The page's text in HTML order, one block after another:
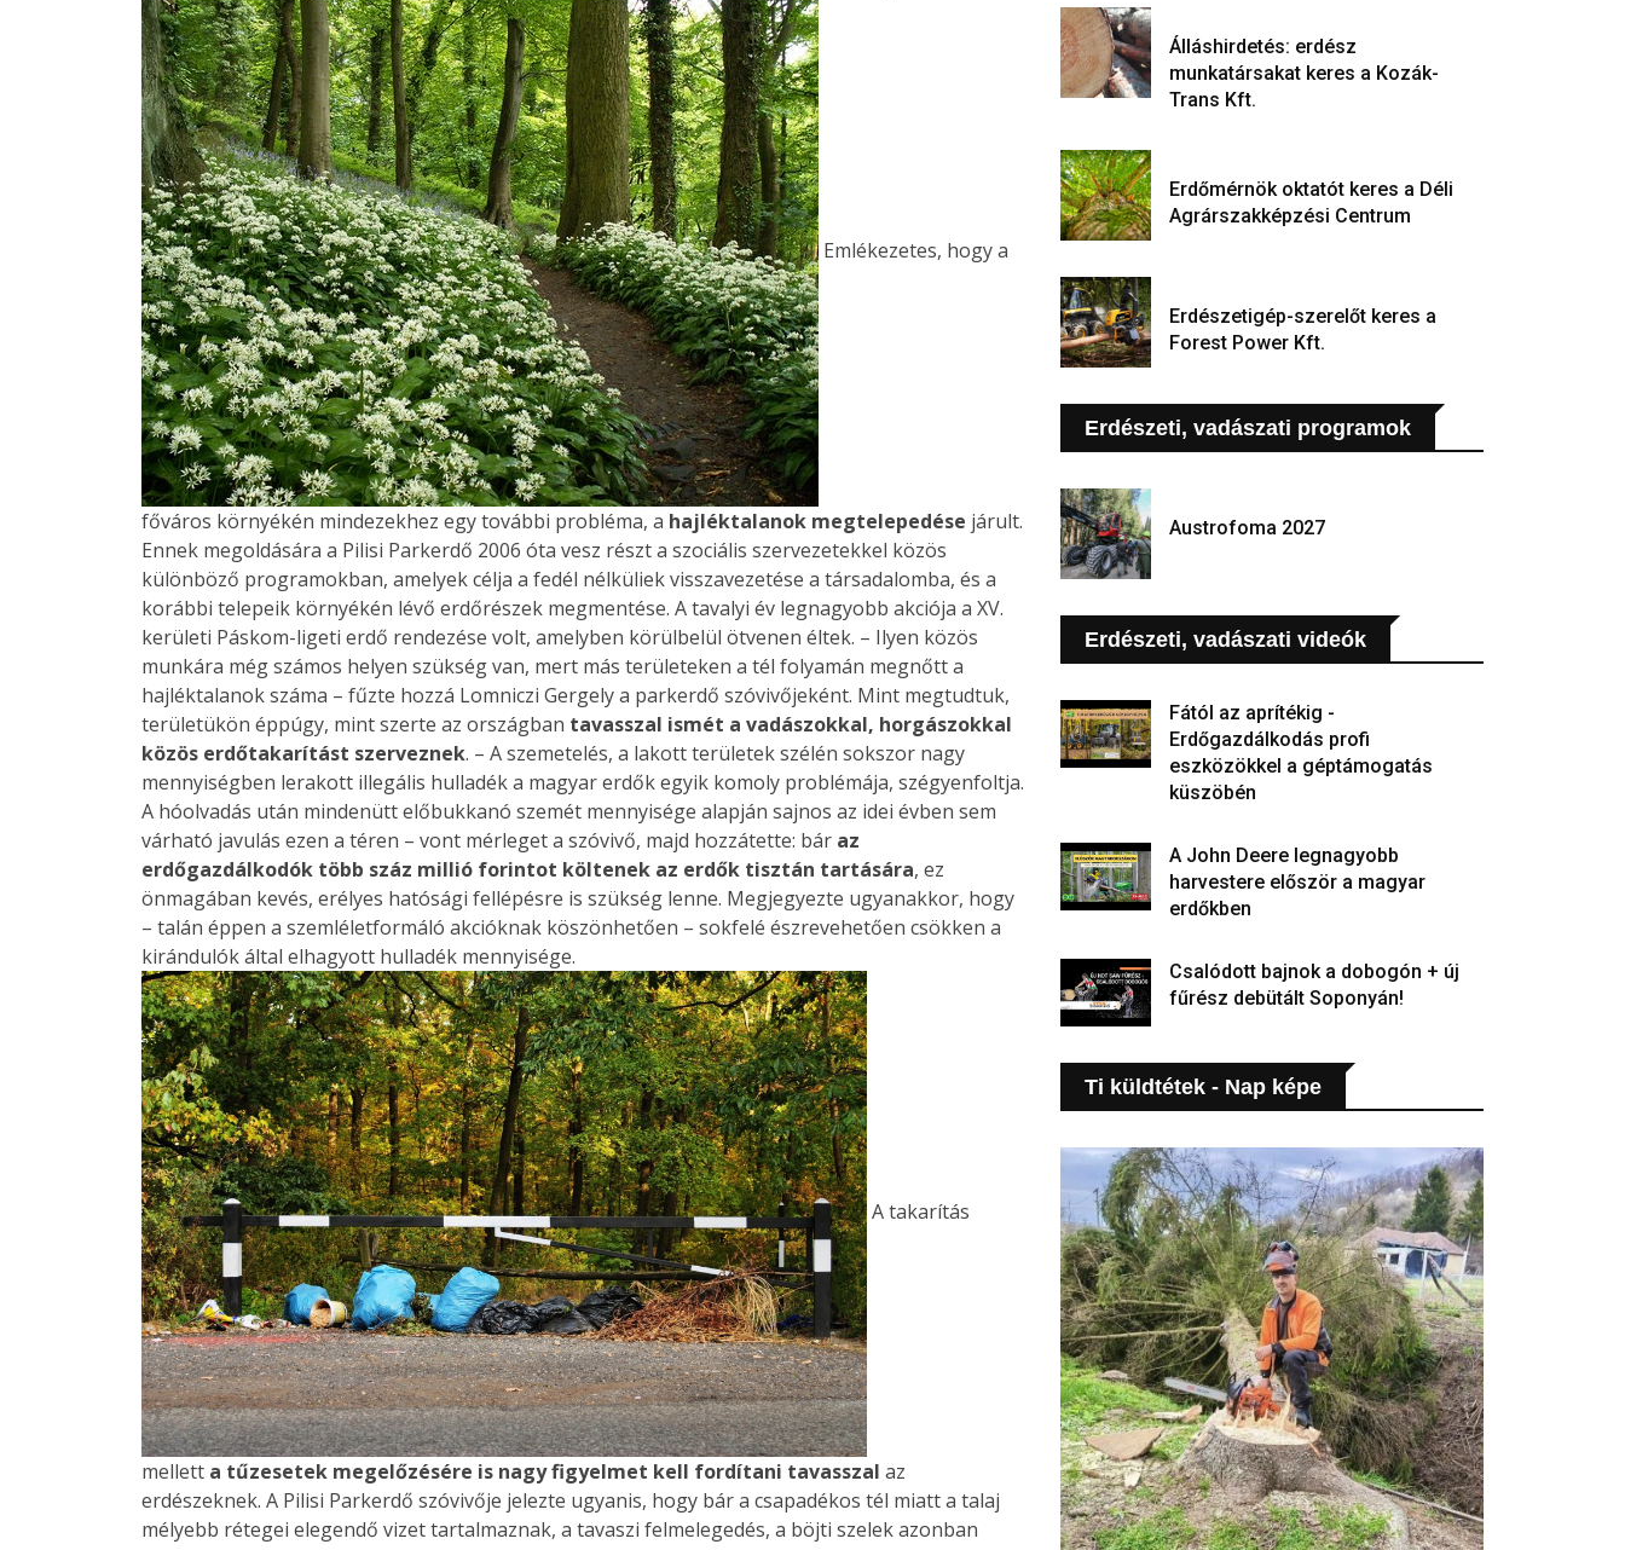
Emlékezetes, hogy a
főváros környékén mindezekhez egy további probléma, a hajléktalanok megtelepedése járult.
Ennek megoldására a Pilisi Parkerdő 2006 óta vesz részt a szociális szervezetekkel közös
különböző programokban, amelyek célja a fedél nélküliek visszavezetése a társadalomba, és a
korábbi telepeik környékén lévő erdőrészek megmentése. A tavalyi év legnagyobb akciója a XV.
kerületi Páskom-ligeti erdő rendezése volt, amelyben körülbelül ötvenen éltek. – Ilyen közös
munkára még számos helyen szükség van, mert más területeken a tél folyamán megnőtt a
hajléktalanok száma – fűzte hozzá Lomniczi Gergely a parkerdő szóvivőjeként. Mint megtudtuk,
területükön éppúgy, mint szerte az országban tavasszal ismét a vadászokkal, horgászokkal
közös erdőtakarítást szerveznek. – A szemetelés, a lakott területek szélén sokszor nagy
mennyiségben lerakott illegális hulladék a magyar erdők egyik komoly problémája, szégyenfoltja.
A hóolvadás után mindenütt előbukkanó szemét mennyisége alapján sajnos az idei évben sem
várható javulás ezen a téren – vont mérleget a szóvivő, majd hozzátette: bár az
erdőgazdálkodók több száz millió forintot költenek az erdők tisztán tartására, ez
önmagában kevés, erélyes hatósági fellépésre is szükség lenne. Megjegyezte ugyanakkor, hogy
– talán éppen a szemléletformáló akcióknak köszönhetően – sokfelé észrevehetően csökken a
kirándulók által elhagyott hulladék mennyisége.
A takarítás
mellett a tűzesetek megelőzésére is nagy figyelmet kell fordítani tavasszal az
erdészeknek. A Pilisi Parkerdő szóvivője jelezte ugyanis, hogy bár a csapadékos tél miatt a talaj
mélyebb rétegei elegendő vizet tartalmaznak, a tavaszi felmelegedés, a böjti szelek azonban
Álláshirdetés: erdész
munkatársakat keres a Kozák-
Trans Kft.
Erdőmérnök oktatót keres a Déli
Agrárszakképzési Centrum
Erdészetigép-szerelőt keres a
Forest Power Kft.
Erdészeti, vadászati programok
Austrofoma 2027
Erdészeti, vadászati videók
Fától az aprítékig -
Erdőgazdálkodás profi
eszközökkel a géptámogatás
küszöbén
A John Deere legnagyobb
harvestere először a magyar
erdőkben
Csalódott bajnok a dobogón + új
fűrész debütált Soponyán!
Ti küldtétek - Nap képe